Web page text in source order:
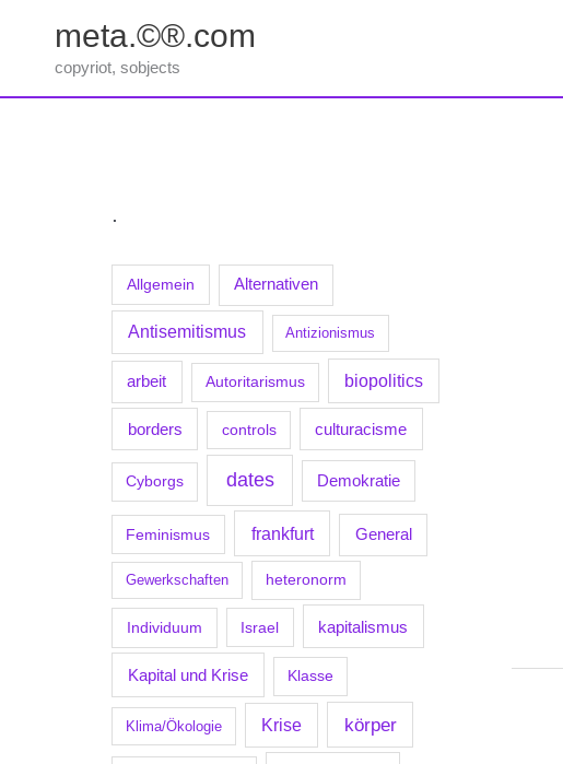
springen
meta.©®.com
copyriot, sobjects
.
Allgemein Alternativen
Antisemitismus Antizionismus
arbeit Autoritarismus biopolitics
borders controls culturacisme
Cyborgs dates Demokratie
Feminismus frankfurt General
Gewerkschaften heteronorm
Individuum Israel kapitalismus
Kapital und Krise Klasse
Klima/Ökologie Krise körper